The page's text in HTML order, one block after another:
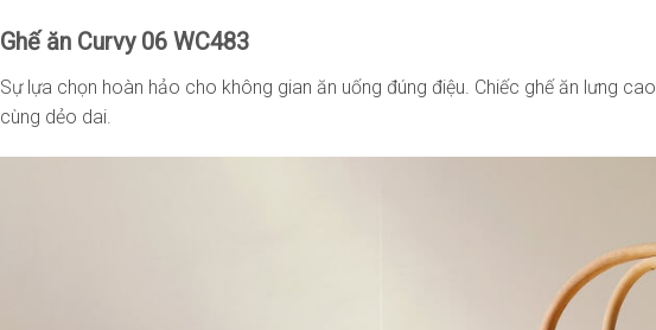
Ghế ăn Curvy 06 WC483
Sự lựa chọn hoàn hảo cho không gian ăn uống đúng điệu. Chiếc ghế ăn lưng cao
cùng dẻo dai.